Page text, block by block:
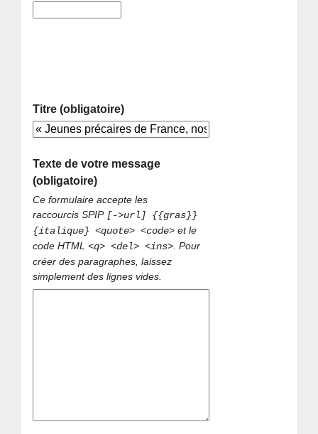
Titre (obligatoire)
Texte de votre message
(obligatoire)
Ce formulaire accepte les
raccourcis SPIP [->url] {{gras}}
{italique} <quote> <code> et le
code HTML<q> <del> <ins> . Pour
créer des paragraphes, laissez
simplement des lignes vides.